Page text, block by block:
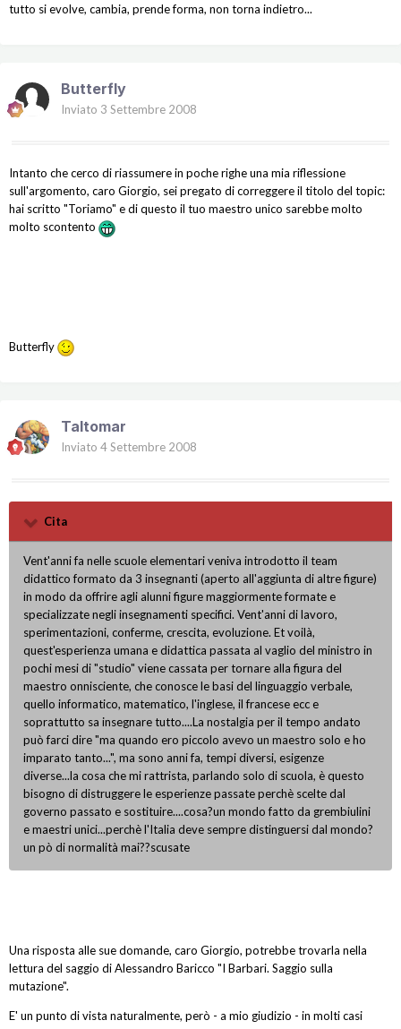
tutto si evolve, cambia, prende forma, non torna indietro...
Butterfly
Inviato 3 Settembre 2008
Intanto che cerco di riassumere in poche righe una mia riflessione
sull'argomento, caro Giorgio, sei pregato di correggere il titolo del topic:
hai scritto "Toriamo" e di questo il tuo maestro unico sarebbe molto
molto scontento
Butterfly
Taltomar
Inviato 4 Settembre 2008
Cita
Vent'anni fa nelle scuole elementari veniva introdotto il team
didattico formato da 3 insegnanti (aperto all'aggiunta di altre figure)
in modo da offrire agli alunni figure maggiormente formate e
specializzate negli insegnamenti specifici. Vent'anni di lavoro,
sperimentazioni, conferme, crescita, evoluzione. Et voilà,
quest'esperienza umana e didattica passata al vaglio del ministro in
pochi mesi di "studio" viene cassata per tornare alla figura del
maestro onnisciente, che conosce le basi del linguaggio verbale,
quello informatico, matematico, l'inglese, il francese ecc e
soprattutto sa insegnare tutto....La nostalgia per il tempo andato
può farci dire "ma quando ero piccolo avevo un maestro solo e ho
imparato tanto...", ma sono anni fa, tempi diversi, esigenze
diverse...la cosa che mi rattrista, parlando solo di scuola, è questo
bisogno di distruggere le esperienze passate perchè scelte dal
governo passato e sostituire....cosa?un mondo fatto da grembiulini
e maestri unici...perchè l'Italia deve sempre distinguersi dal mondo?
un pò di normalità mai??scusate
Una risposta alle sue domande, caro Giorgio, potrebbe trovarla nella
lettura del saggio di Alessandro Baricco "I Barbari. Saggio sulla
mutazione".
E' un punto di vista naturalmente, però - a mio giudizio - in molti casi